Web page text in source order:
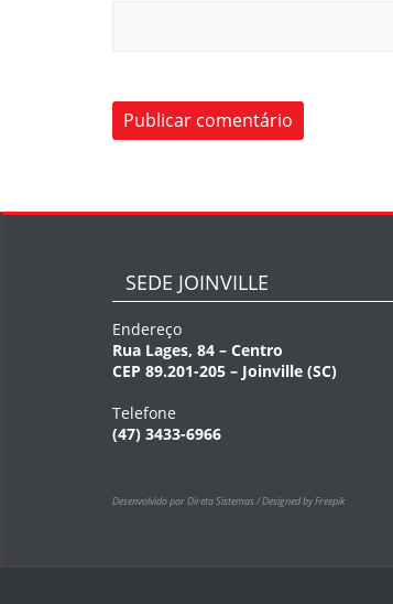
SEDE JOINVILLE
Endereço
Rua Lages, 84 – Centro
CEP 89.201-205 – Joinville (SC)
Telefone
(47) 3433-6966
Desenvolvido por Direta Sistemas /Designed by Freepik